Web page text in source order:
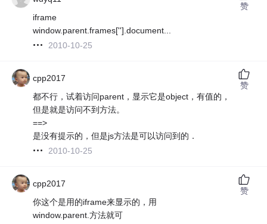
iframe
window.parent.frames[''].document...
2010-10-25
赞
cpp2017
都不行，试着访问parent，显示它是object，有值的，
但是就是访问不到方法。
==>
是没有提示的，但是js方法是可以访问到的．
2010-10-25
赞
cpp2017
你这个是用的iframe来显示的，用
window.parent.方法就可
赞